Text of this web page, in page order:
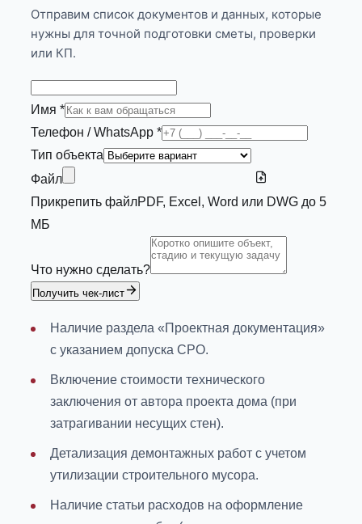
Отправим список документов и данных, которые
нужны для точной подготовки сметы, проверки
или КП.
Имя *
Телефон / WhatsApp *
Тип объекта
Файл
Прикрепить файлPDF, Excel, Word или DWG до 5
МБ
Что нужно сделать?
Получить чек-лист
Наличие раздела «Проектная документация»
с указанием допуска СРО.
Включение стоимости технического
заключения от автора проекта дома (при
затрагивании несущих стен).
Детализация демонтажных работ с учетом
утилизации строительного мусора.
Наличие статьи расходов на оформление